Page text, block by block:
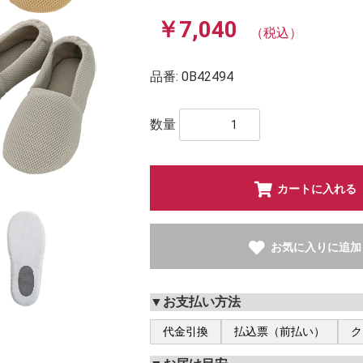
￥7,040 （税込）
品番: 0B42494
数量
カートに入れる
お気に入りに追加
▼お支払い方法
代金引換 払込票（前払い）